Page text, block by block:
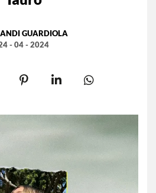
ANDI GUARDIOLA
- 04 - 2024